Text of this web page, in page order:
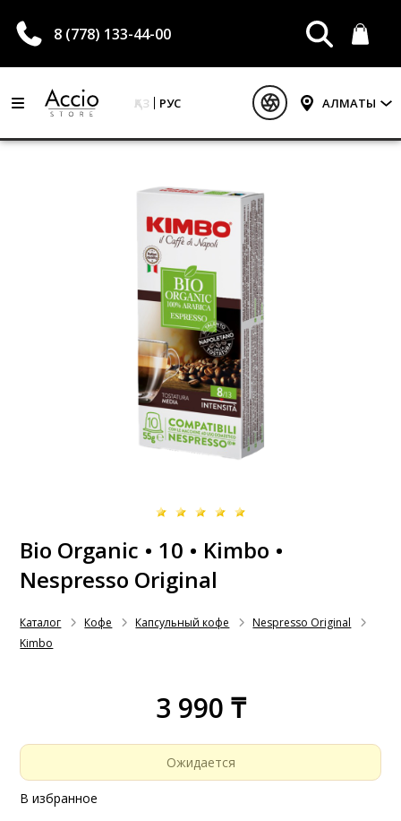
8 (778) 133-44-00
ҚАЗ РУС АЛМАТЫ
Bio Organic • 10 • Kimbo •
Nespresso Original
Каталог Кофе Капсульный кофе
Nespresso Original
Kimbo
3 990 ₸
Ожидается
В избранное